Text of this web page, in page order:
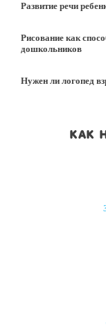
Развитие речи
Рисование как
дошкольников
Нужен ли логопед
Как